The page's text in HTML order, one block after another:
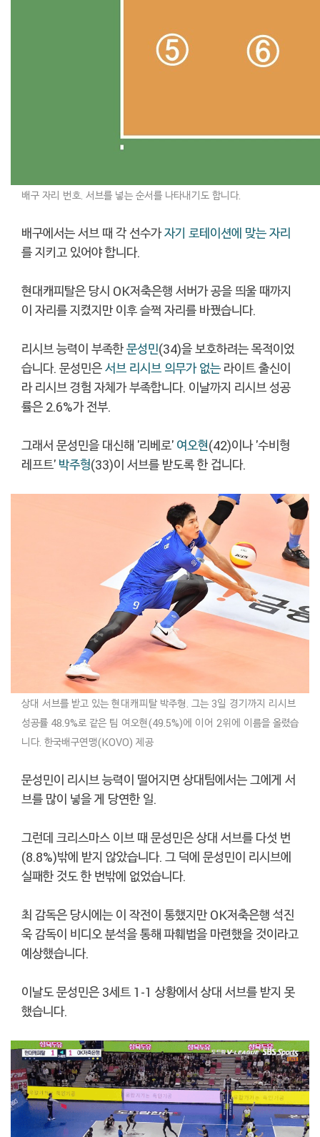
배구 자리 번호. 서브를 넣는 순서를 나타내기도 합니다.
배구에서는 서브 때 각 선수가자기 로테이션에 맞는 자리
를 지키고 있어야 합니다.
현대캐피탈은 당시 OK저축은행 서버가 공을 띄울 때까지
이 자리를 지켰지만 이후 슬쩍 자리를 바꿨습니다.
리시브 능력이 부족한문성민(34)을 보호하려는 목적이었
습니다. 문성민은서브 리시브 의무가 없는 라이트 출신이
라 리시브 경험 자체가 부족합니다. 이날까지 리시브 성공
률은 2.6%가 전부.
그래서 문성민을 대신해 '리베로' 여오현(42)이나 '수비형
레프트' 박주형(33)이 서브를 받도록 한 겁니다.
상대 서브를 받고 있는 현대캐피탈 박주형. 그는 3일 경기까지 리시브
성공률 48.9%로 같은 팀 여오현(49.5%)에 이어 2위에 이름을 올렸습
니다. 한국배구연맹(KOVO) 제공
문성민이 리시브 능력이 떨어지면 상대팀에서는 그에게 서
브를 많이 넣을 게 당연한 일.
그런데 크리스마스 이브 때 문성민은 상대 서브를 다섯 번
(8.8%)밖에 받지 않았습니다. 그 덕에 문성민이 리시브에
실패한 것도 한 번밖에 없었습니다.
최 감독은 당시에는 이 작전이 통했지만 OK저축은행 석진
욱 감독이 비디오 분석을 통해 파훼법을 마련했을 것이라고
예상했습니다.
이날도 문성민은 3세트 1-1 상황에서 상대 서브를 받지 못
했습니다.